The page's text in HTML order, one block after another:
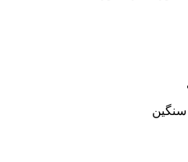
سنگین